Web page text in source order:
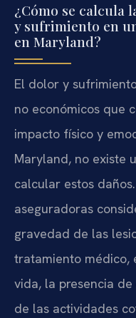
¿Cómo se calcula
y sufrimiento en
en Maryland?
El dolor y
no económicos que
impacto físico y
Maryland, no existe
calcular estos
aseguradoras
gravedad de las
tratamiento médico,
vida, la presencia
de las actividades